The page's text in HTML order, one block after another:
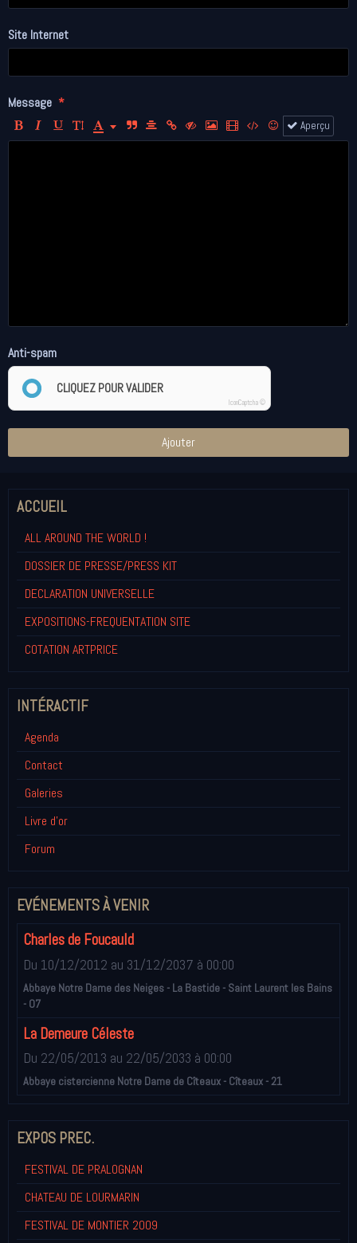
Site Internet
Message
Aperçu
Anti-spam
CLIQUEZ POUR VALIDER
IconCaptcha ©
Ajouter
ACCUEIL
ALL AROUND THE WORLD !
DOSSIER DE PRESSE/PRESS KIT
DECLARATION UNIVERSELLE
EXPOSITIONS-FREQUENTATION SITE
COTATION ARTPRICE
INTÉRACTIF
Agenda
Contact
Galeries
Livre d'or
Forum
EVÉNEMENTS À VENIR
Charles de Foucauld
Du 10/12/2012 au 31/12/2037 à 00:00
Abbaye Notre Dame des Neiges - La Bastide - Saint Laurent les Bains
- 07
La Demeure Céleste
Du 22/05/2013 au 22/05/2033 à 00:00
Abbaye cistercienne Notre Dame de Cîteaux - Cîteaux - 21
EXPOS PREC.
FESTIVAL DE PRALOGNAN
CHATEAU DE LOURMARIN
FESTIVAL DE MONTIER 2009